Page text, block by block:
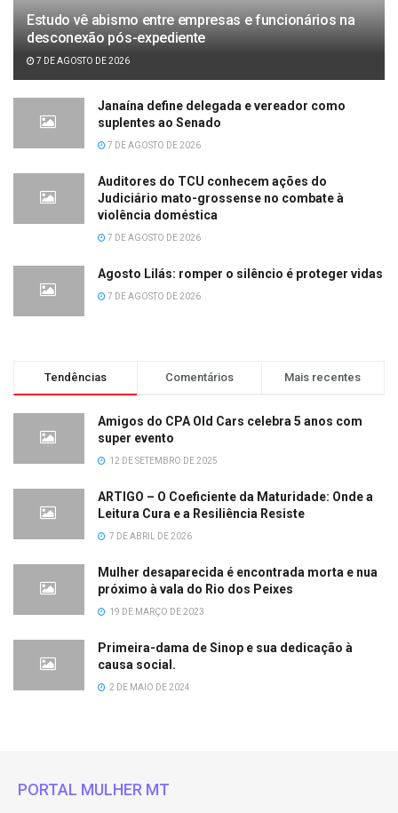
Estudo vê abismo entre empresas e funcionários na
desconexão pós-expediente
7 DE AGOSTO DE 2026
Janaína define delegada e vereador como
suplentes ao Senado
7 DE AGOSTO DE 2026
Auditores do TCU conhecem ações do
Judiciário mato-grossense no combate à
violência doméstica
7 DE AGOSTO DE 2026
Agosto Lilás: romper o silêncio é proteger vidas
7 DE AGOSTO DE 2026
Tendências Comentários Mais recentes
Amigos do CPA Old Cars celebra 5 anos com
super evento
12 DE SETEMBRO DE 2025
ARTIGO – O Coeficiente da Maturidade: Onde a
Leitura Cura e a Resiliência Resiste
7 DE ABRIL DE 2026
Mulher desaparecida é encontrada morta e nua
próximo à vala do Rio dos Peixes
19 DE MARÇO DE 2023
Primeira-dama de Sinop e sua dedicação à
causa social.
2 DE MAIO DE 2024
PORTAL MULHER MT